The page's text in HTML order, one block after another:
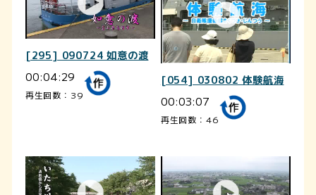
[295] 090724 如意の渡
00:04:29
再生回数：39
[054] 030802 体験航海
00:03:07
再生回数：46